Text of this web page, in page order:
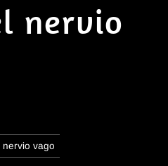
nervio
nervio vago